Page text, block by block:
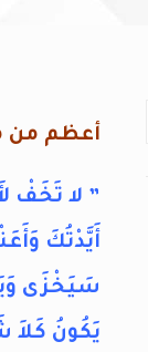
أعظم من
” لا تَخَفْ
أَيَّدْتُكَ
سَيَخْزَى
يَكُونُ